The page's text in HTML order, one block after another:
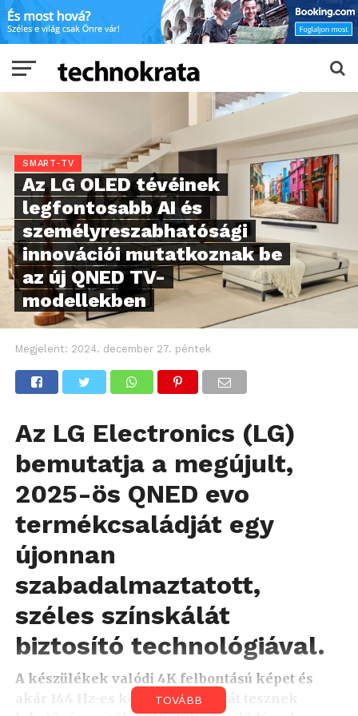
SMART-TV
Az LG OLED tévéinek
legfontosabb AI és
személyreszabhatósági
innovációi mutatkoznak be
az új QNED TV-
modellekben
Megjelent: 2024. december 27. péntek
Az LG Electronics (LG)
bemutatja a megújult,
2025-ös QNED evo
termékcsaládját egy
újonnan
szabadalmaztatott,
széles színskálát
biztosító technológiával.
A készülékek valódi 4K felbontású képet és
akár 144 Hz-es képfrissítési rátát tesznek
TOVÁBB